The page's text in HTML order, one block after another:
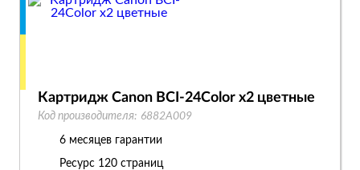
Картридж Canon BCI-24Color x2 цветные
Код производителя: 6882A009
6 месяцев гарантии
Ресурс 120 страниц